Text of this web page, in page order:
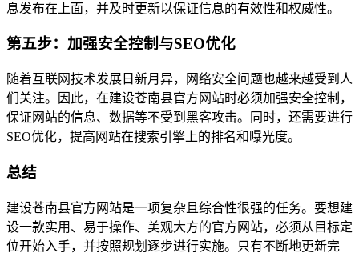
息发布在上面，并及时更新以保证信息的有效性和权威性。
第五步：加强安全控制与SEO优化
随着互联网技术发展日新月异，网络安全问题也越来越受到人
们关注。因此，在建设苍南县官方网站时必须加强安全控制，
保证网站的信息、数据等不受到黑客攻击。同时，还需要进行
SEO优化，提高网站在搜索引擎上的排名和曝光度。
总结
建设苍南县官方网站是一项复杂且综合性很强的任务。要想建
设一款实用、易于操作、美观大方的官方网站，必须从目标定
位开始入手，并按照规划逐步进行实施。只有不断地更新完